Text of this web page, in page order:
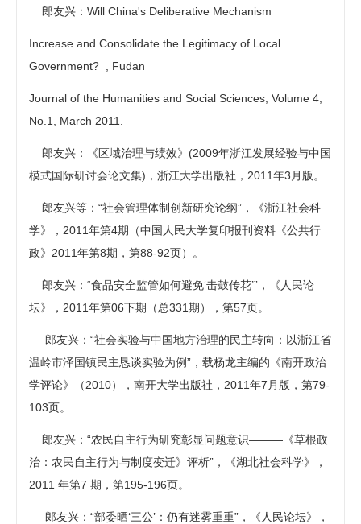
郎友兴：Will China's Deliberative Mechanism
Increase and Consolidate the Legitimacy of Local
Government? , Fudan
Journal of the Humanities and Social Sciences, Volume 4,
No.1, March 2011.
郎友兴：《区域治理与绩效》(2009年浙江发展经验与中国
模式国际研讨会论文集)，浙江大学出版社，2011年3月版。
郎友兴等：“社会管理体制创新研究论纲”，《浙江社会科
学》，2011年第4期（中国人民大学复印报刊资料《公共行
政》2011年第8期，第88-92页）。
郎友兴：“食品安全监管如何避免‘击鼓传花’”，《人民论
坛》，2011年第06下期（总331期），第57页。
郎友兴：“社会实验与中国地方治理的民主转向：以浙江省
温岭市泽国镇民主恳谈实验为例”，载杨龙主编的《南开政治
学评论》（2010），南开大学出版社，2011年7月版，第79-
103页。
郎友兴：“农民自主行为研究彰显问题意识———《草根政
治：农民自主行为与制度变迁》评析”，《湖北社会科学》，
2011 年第7 期，第195-196页。
郎友兴：“部委晒‘三公’：仍有迷雾重重”，《人民论坛》，